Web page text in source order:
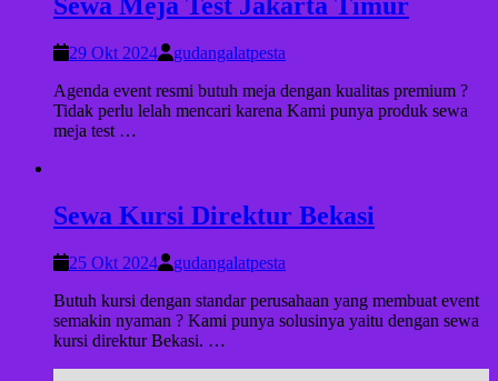
29 Okt 2024
gudangalatpesta
Agenda event resmi butuh meja dengan kualitas premium ?
Tidak perlu lelah mencari karena Kami punya produk sewa
meja test …
Sewa Kursi Direktur Bekasi
25 Okt 2024
gudangalatpesta
Butuh kursi dengan standar perusahaan yang membuat event
semakin nyaman ? Kami punya solusinya yaitu dengan sewa
kursi direktur Bekasi. …